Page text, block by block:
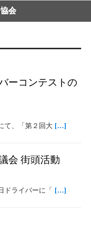
会
ーコンテストの
て、「第２回大 […]
会 街頭活動
ドライバーに「 […]